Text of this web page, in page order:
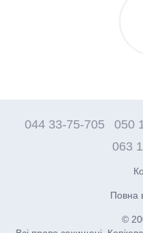
044 33-75-705 050
063
Повна
©